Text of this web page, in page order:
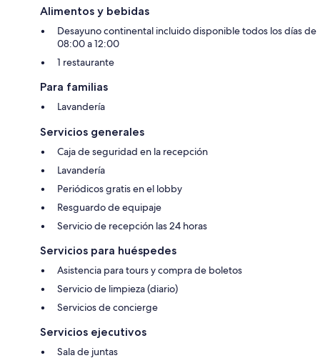
Alimentos y bebidas
Desayuno continental incluido disponible todos los días de
08:00 a 12:00
1 restaurante
Para familias
Lavandería
Servicios generales
Caja de seguridad en la recepción
Lavandería
Periódicos gratis en el lobby
Resguardo de equipaje
Servicio de recepción las 24 horas
Servicios para huéspedes
Asistencia para tours y compra de boletos
Servicio de limpieza (diario)
Servicios de concierge
Servicios ejecutivos
Sala de juntas